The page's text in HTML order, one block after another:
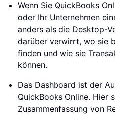
Wenn Sie QuickBooks
oder Ihr Unternehmen
anders als die Desktop-
darüber verwirrt, wo sie
finden und wie sie
können.
Das Dashboard ist der
QuickBooks Online. Hier
Zusammenfassung von